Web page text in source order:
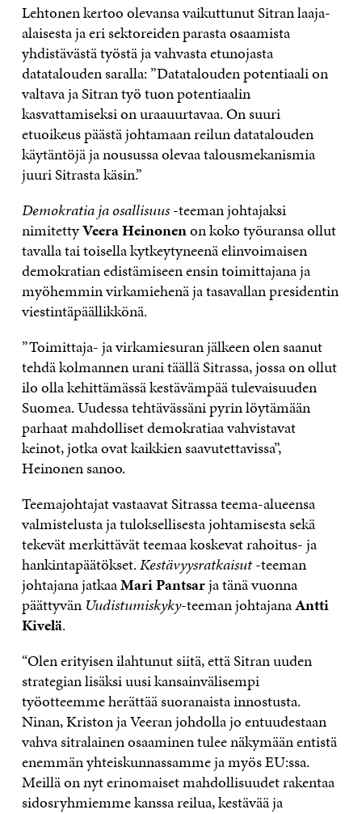
Lehtonen kertoo olevansa vaikuttunut Sitran laaja-
alaisesta ja eri sektoreiden parasta osaamista
yhdistävästä työstä ja vahvasta etunojasta
datatalouden saralla: ”Datatalouden potentiaali on
valtava ja Sitran työ tuon potentiaalin
kasvattamiseksi on uraauurtavaa. On suuri
etuoikeus päästä johtamaan reilun datatalouden
käytäntöjä ja nousussa olevaa talousmekanismia
juuri Sitrasta käsin.”
Demokratia ja osallisuus-teeman johtajaksi
nimitettyVeera Heinonenon koko työuransa ollut
tavalla tai toisella kytkeytyneenä elinvoimaisen
demokratian edistämiseen ensin toimittajana ja
myöhemmin virkamiehenä ja tasavallan presidentin
viestintäpäällikkönä.
”Toimittaja- ja virkamiesuran jälkeen olen saanut
tehdä kolmannen urani täällä Sitrassa, jossa on ollut
ilo olla kehittämässä kestävämpää tulevaisuuden
Suomea. Uudessa tehtävässäni pyrin löytämään
parhaat mahdolliset demokratiaa vahvistavat
keinot, jotka ovat kaikkien saavutettavissa”,
Heinonen sanoo.
Teemajohtajat vastaavat Sitrassa teema-alueensa
valmistelusta ja tuloksellisesta johtamisesta sekä
tekevät merkittävät teemaa koskevat rahoitus- ja
hankintapäätökset.Kestävyysratkaisut-teeman
johtajana jatkaaMari Pantsarja tänä vuonna
päättyvän Uudistumiskyky-teeman johtajanaAntti
Kivelä.
“Olen erityisen ilahtunut siitä, että Sitran uuden
strategian lisäksi uusi kansainvälisempi
työotteemme herättää suoranaista innostusta.
Ninan, Kriston ja Veeran johdolla jo entuudestaan
vahva sitralainen osaaminen tulee näkymään entistä
enemmän yhteiskunnassamme ja myös EU:ssa.
Meillä on nyt erinomaiset mahdollisuudet rakentaa
sidosryhmiemme kanssa reilua, kestävää ja